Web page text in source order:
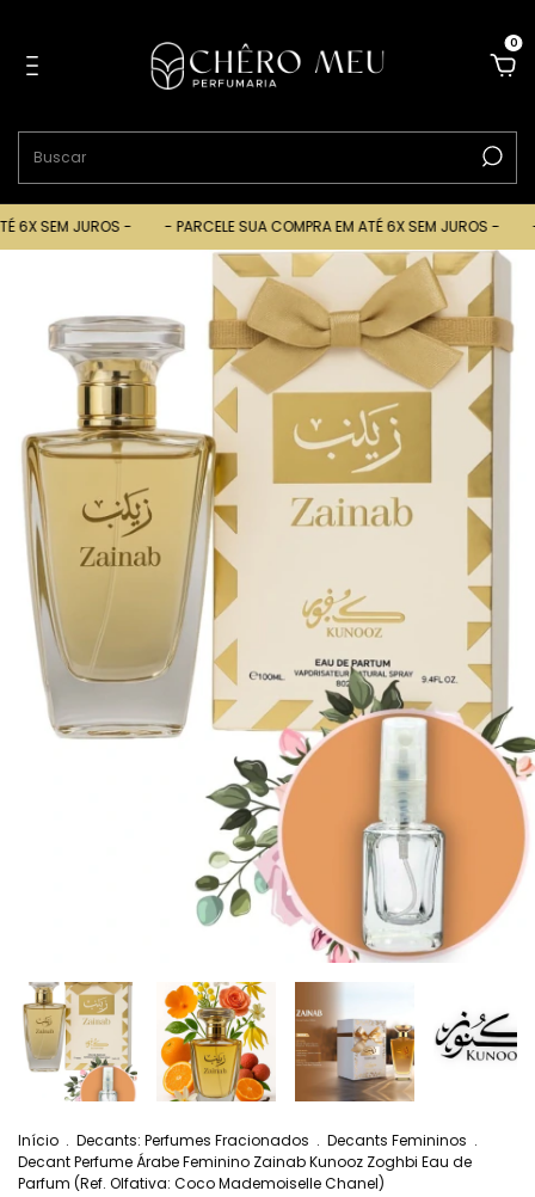
0
SEM JUROS - - PARCELE SUA COMPRA EM ATÉ 6X SEM JUROS - -
Início . Decants: Perfumes Fracionados . Decants Femininos .
Decant Perfume Árabe Feminino Zainab Kunooz Zoghbi Eau de
Parfum (Ref. Olfativa: Coco Mademoiselle Chanel)